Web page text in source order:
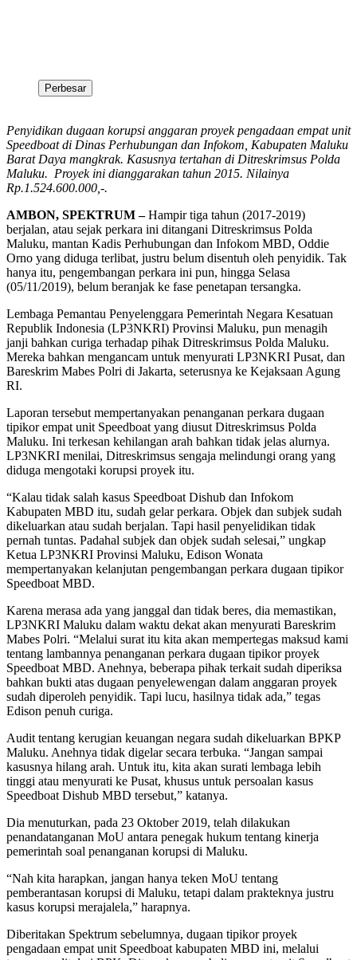
Perbesar
Penyidikan dugaan korupsi anggaran proyek pengadaan empat unit
Speedboat di Dinas Perhubungan dan Infokom, Kabupaten Maluku
Barat Daya mangkrak. Kasusnya tertahan di Ditreskrimsus Polda
Maluku. Proyek ini dianggarakan tahun 2015. Nilainya
Rp.1.524.600.000,-.
AMBON, SPEKTRUM –Hampir tiga tahun (2017-2019)
berjalan, atau sejak perkara ini ditangani Ditreskrimsus Polda
Maluku, mantan Kadis Perhubungan dan Infokom MBD, Oddie
Orno yang diduga terlibat, justru belum disentuh oleh penyidik. Tak
hanya itu, pengembangan perkara ini pun, hingga Selasa
(05/11/2019), belum beranjak ke fase penetapan tersangka.
Lembaga Pemantau Penyelenggara Pemerintah Negara Kesatuan
Republik Indonesia (LP3NKRI) Provinsi Maluku, pun menagih
janji bahkan curiga terhadap pihak Ditreskrimsus Polda Maluku.
Mereka bahkan mengancam untuk menyurati LP3NKRI Pusat, dan
Bareskrim Mabes Polri di Jakarta, seterusnya ke Kejaksaan Agung
RI.
Laporan tersebut mempertanyakan penanganan perkara dugaan
tipikor empat unit Speedboat yang diusut Ditreskrimsus Polda
Maluku. Ini terkesan kehilangan arah bahkan tidak jelas alurnya.
LP3NKRI menilai, Ditreskrimsus sengaja melindungi orang yang
diduga mengotaki korupsi proyek itu.
“Kalau tidak salah kasus Speedboat Dishub dan Infokom
Kabupaten MBD itu, sudah gelar perkara. Objek dan subjek sudah
dikeluarkan atau sudah berjalan. Tapi hasil penyelidikan tidak
pernah tuntas. Padahal subjek dan objek sudah selesai,” ungkap
Ketua LP3NKRI Provinsi Maluku, Edison Wonata
mempertanyakan kelanjutan pengembangan perkara dugaan tipikor
Speedboat MBD.
Karena merasa ada yang janggal dan tidak beres, dia memastikan,
LP3NKRI Maluku dalam waktu dekat akan menyurati Bareskrim
Mabes Polri. “Melalui surat itu kita akan mempertegas maksud kami
tentang lambannya penanganan perkara dugaan tipikor proyek
Speedboat MBD. Anehnya, beberapa pihak terkait sudah diperiksa
bahkan bukti atas dugaan penyelewengan dalam anggaran proyek
sudah diperoleh penyidik. Tapi lucu, hasilnya tidak ada,” tegas
Edison penuh curiga.
Audit tentang kerugian keuangan negara sudah dikeluarkan BPKP
Maluku. Anehnya tidak digelar secara terbuka. “Jangan sampai
kasusnya hilang arah. Untuk itu, kita akan surati lembaga lebih
tinggi atau menyurati ke Pusat, khusus untuk persoalan kasus
Speedboat Dishub MBD tersebut,” katanya.
Dia menuturkan, pada 23 Oktober 2019, telah dilakukan
penandatanganan MoU antara penegak hukum tentang kinerja
pemerintah soal penanganan korupsi di Maluku.
“Nah kita harapkan, jangan hanya teken MoU tentang
pemberantasan korupsi di Maluku, tetapi dalam prakteknya justru
kasus korupsi merajalela,” harapnya.
Diberitakan Spektrum sebelumnya, dugaan tipikor proyek
pengadaan empat unit Speedboat kabupaten MBD ini, melalui